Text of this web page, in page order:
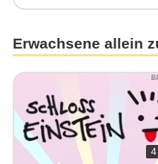
Erwachsene allein
4